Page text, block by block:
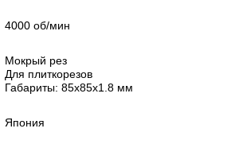
4000 об/мин
Мокрый рез
Для плиткорезов
Габариты: 85х85х1.8 мм
Япония